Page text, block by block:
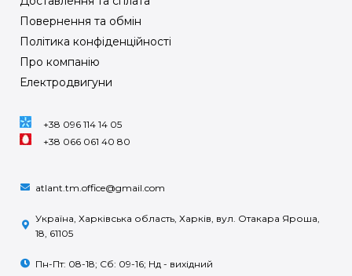
Повернення та обмін
Політика конфіденційності
Про компанію
Електродвигуни
+38 096 114 14 05
+38 066 061 40 80
atlant.tm.office@gmail.com
Україна, Харківська область, Харків, вул. Отакара Яроша,
18, 61105
Пн-Пт: 08-18; Сб: 09-16; Нд - вихідний